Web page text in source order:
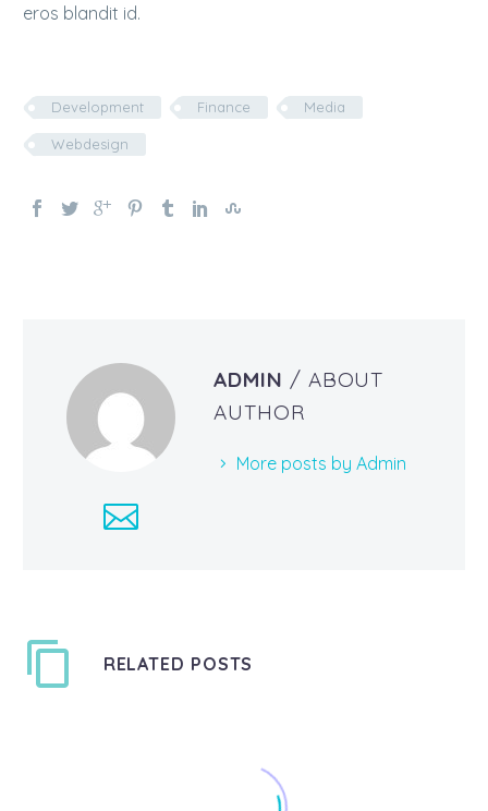
eros blandit id.
Development Finance Media
Webdesign
ADMIN / ABOUT
AUTHOR
More posts by Admin
RELATED POSTS